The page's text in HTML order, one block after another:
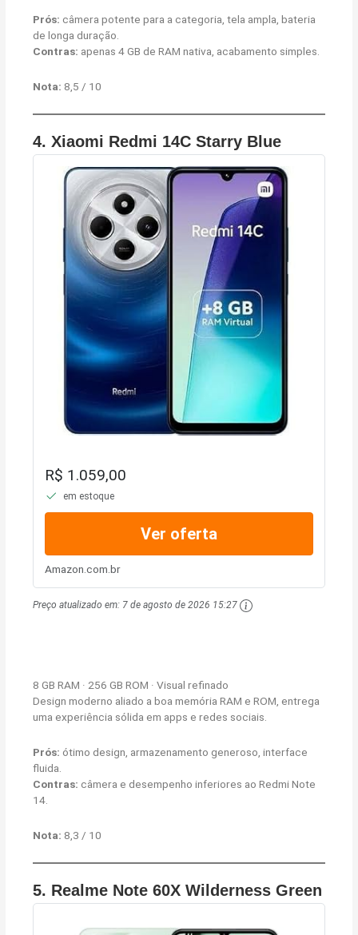
Prós: câmera potente para a categoria, tela ampla, bateria
de longa duração.
Contras: apenas 4 GB de RAM nativa, acabamento simples.
Nota: 8,5 / 10
4.Xiaomi Redmi 14C Starry Blue
R$ 1.059,00
em estoque
Ver oferta
Amazon.com.br
Preço atualizado em: 7 de agosto de 2026 15:27
8 GB RAM · 256 GB ROM · Visual refinado
Design moderno aliado a boa memória RAM e ROM, entrega
uma experiência sólida em apps e redes sociais.
Prós: ótimo design, armazenamento generoso, interface
fluida.
Contras: câmera e desempenho inferiores ao Redmi Note
14.
Nota: 8,3 / 10
5. Realme Note 60X Wilderness Green